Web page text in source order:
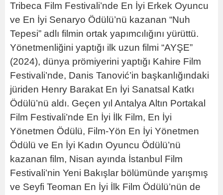
Tribeca Film Festivali’nde En İyi Erkek Oyuncu
ve En İyi Senaryo Ödülü’nü kazanan “Nuh
Tepesi” adlı filmin ortak yapımcılığını yürüttü.
Yönetmenliğini yaptığı ilk uzun filmi “AYŞE”
(2024), dünya prömiyerini yaptığı Kahire Film
Festivali’nde, Danis Tanović’in başkanlığındaki
jüriden Henry Barakat En İyi Sanatsal Katkı
Ödülü’nü aldı. Geçen yıl Antalya Altın Portakal
Film Festivali’nde En İyi İlk Film, En İyi
Yönetmen Ödülü, Film-Yön En İyi Yönetmen
Ödülü ve En İyi Kadın Oyuncu Ödülü’nü
kazanan film, Nisan ayında İstanbul Film
Festivali’nin Yeni Bakışlar bölümünde yarışmış
ve Seyfi Teoman En İyi İlk Film Ödülü’nün de